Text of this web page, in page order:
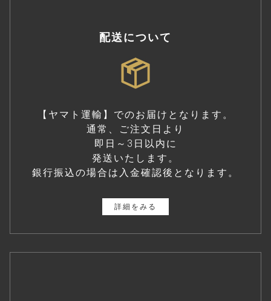
配送について
【ヤマト運輸】でのお届けとなります。
通常、ご注文日より
即日～3日以内に
発送いたします。
銀行振込の場合は入金確認後となります。
詳細をみる